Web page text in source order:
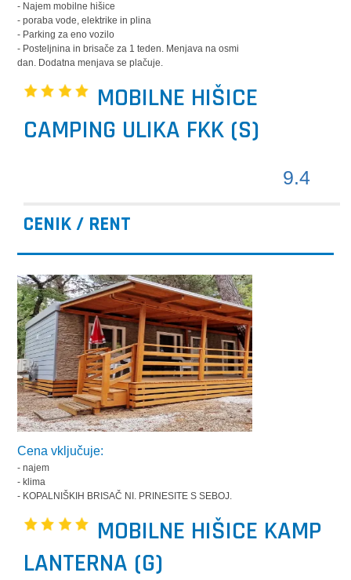
- Najem mobilne hišice
- poraba vode, elektrike in plina
- Parking za eno vozilo
- Posteljnina in brisače za 1 teden. Menjava na osmi
dan. Dodatna menjava se plačuje.
MOBILNE HIŠICE
CAMPING ULIKA FKK (S)
9.4
CENIK / RENT
Cena vključuje:
- najem
- klima
- KOPALNIŠKIH BRISAČ NI. PRINESITE S SEBOJ.
MOBILNE HIŠICE KAMP
LANTERNA (G)